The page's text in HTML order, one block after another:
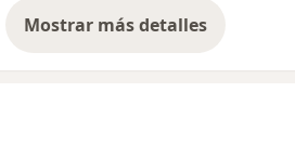
Mostrar más detalles
sobre la experiencia